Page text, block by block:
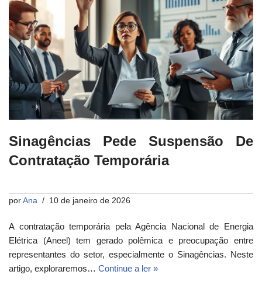
Sinagências Pede Suspensão De
Contratação Temporária
por Ana 10 de janeiro de 2026
A contratação temporária pela Agência Nacional de Energia
Elétrica (Aneel) tem gerado polêmica e preocupação entre
representantes do setor, especialmente o Sinagências. Neste
artigo, exploraremos… Continue a ler »